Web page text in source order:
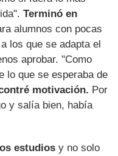
Terminó en
alumnos con pocas
los que se adapta el
aprobar. "Como
lo que se esperaba de
motivación. Por
y salía bien, había
estudiosy no solo